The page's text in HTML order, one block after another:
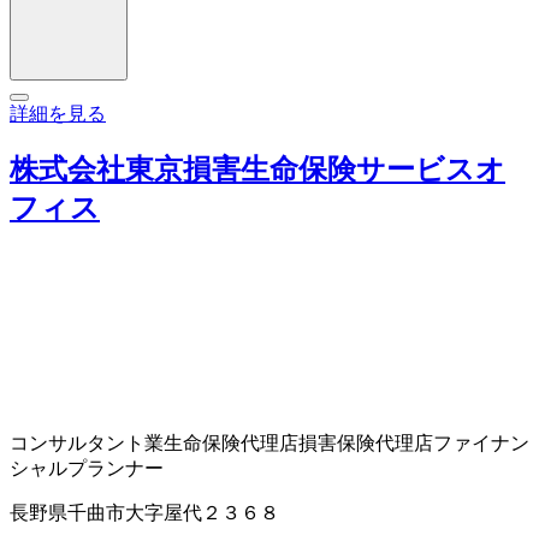
詳細を見る
株式会社東京損害生命保険サービスオ
フィス
コンサルタント業生命保険代理店損害保険代理店ファイナン
シャルプランナー
長野県千曲市大字屋代２３６８